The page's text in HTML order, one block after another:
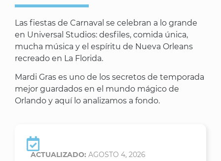
Las fiestas de Carnaval se celebran a lo grande
en Universal Studios: desfiles, comida única,
mucha música y el espíritu de Nueva Orleans
recreado en La Florida.
Mardi Gras es uno de los secretos de temporada
mejor guardados en el mundo mágico de
Orlando y aquí lo analizamos a fondo.
ACTUALIZADO: AGOSTO 4, 2026